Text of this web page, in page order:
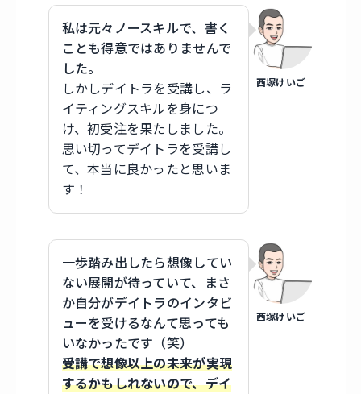
西塚けいご
私は元々ノースキルで、書く
ことも得意ではありませんで
した。
しかしデイトラを受講し、ラ
イティングスキルを身につ
け、初受注を果たしました。
思い切ってデイトラを受講し
て、本当に良かったと思いま
す！
西塚けいご
一歩踏み出したら想像してい
ない展開が待っていて、まさ
か自分がデイトラのインタビ
ューを受けるなんて思っても
いなかったです（笑）
受講で想像以上の未来が実現
するかもしれないので、デイ